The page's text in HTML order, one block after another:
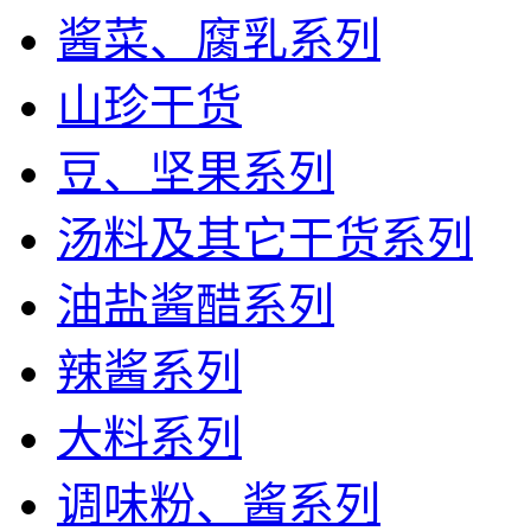
酱菜、腐乳系列
山珍干货
豆、坚果系列
汤料及其它干货系列
油盐酱醋系列
辣酱系列
大料系列
调味粉、酱系列